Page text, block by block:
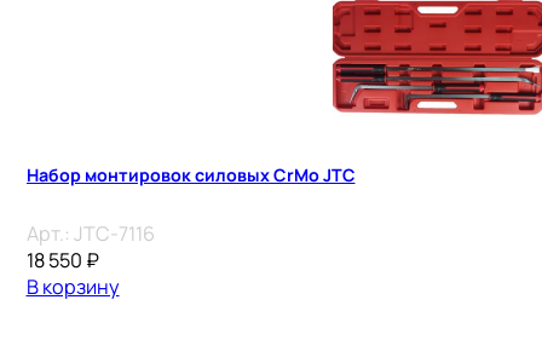
Набор монтировок силовых CrMo JTC
Арт.: JTC-7116
18 550 ₽
В корзину